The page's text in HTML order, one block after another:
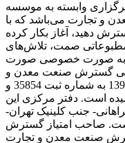
وابسته به موسسه
و تجارت می‌باشد که با
دهید، آغاز بکار کرده
صمت، تلاش‌های
به صورت خصوصی صورت
گسترش صنعت معدن و
تجارت، در تاریخ یک اردیبهشت سال 1394 به شماره ثبت 35854 و
به ثبت رسیده است. دفتر مرکزی این
جنب کلینیک تهران-
26 واقع شده است. صاحب امتیاز گسترش
صنعت معدن و تجارت